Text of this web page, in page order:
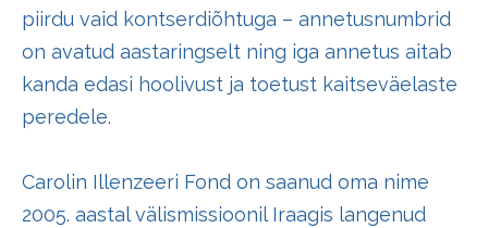
piirdu vaid kontserdiõhtuga – annetusnumbrid
on avatud aastaringselt ning iga annetus aitab
kanda edasi hoolivust ja toetust kaitseväelaste
peredele.
Carolin Illenzeeri Fond on saanud oma nime
2005. aastal välismissioonil Iraagis langenud